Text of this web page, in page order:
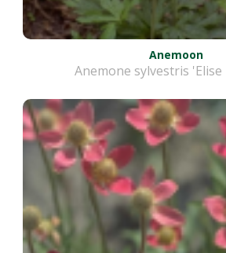
Anemoon
Anemone sylvestris 'Elise